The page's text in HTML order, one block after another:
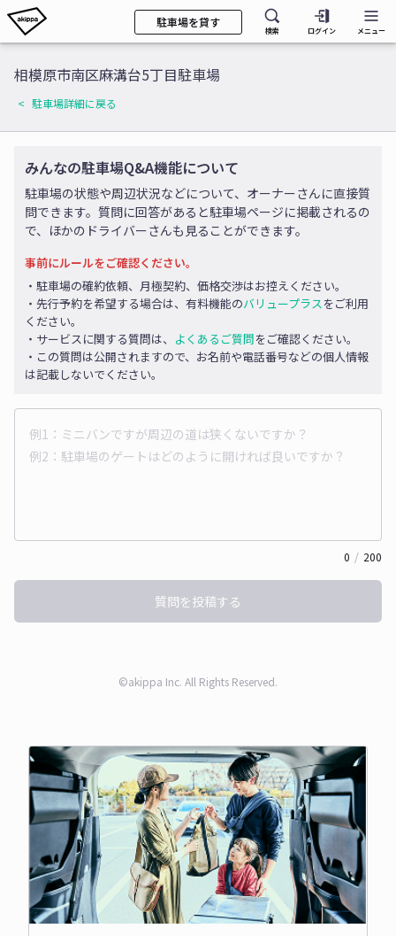
駐車場を貸す
検索 ログイン メニュー
相模原市南区麻溝台5丁目駐車場
駐車場詳細に戻る
みんなの駐車場Q&A機能について
駐車場の状態や周辺状況などについて、オーナーさんに直接質
問できます。質問に回答があると駐車場ページに掲載されるの
で、ほかのドライバーさんも見ることができます。
事前にルールをご確認ください。
・駐車場の確約依頼、月極契約、価格交渉はお控えください。
・先行予約を希望する場合は、有料機能のバリュープラスをご利用
ください。
・サービスに関する質問は、 よくあるご質問をご確認ください。
・この質問は公開されますので、お名前や電話番号などの個人情報
は記載しないでください。
0 / 200
質問を投稿する
©akippa Inc. All Rights Reserved.